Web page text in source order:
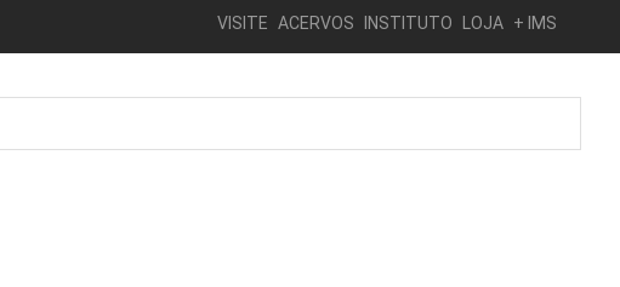
VISITE ACERVOS INSTITUTO LOJA + IMS